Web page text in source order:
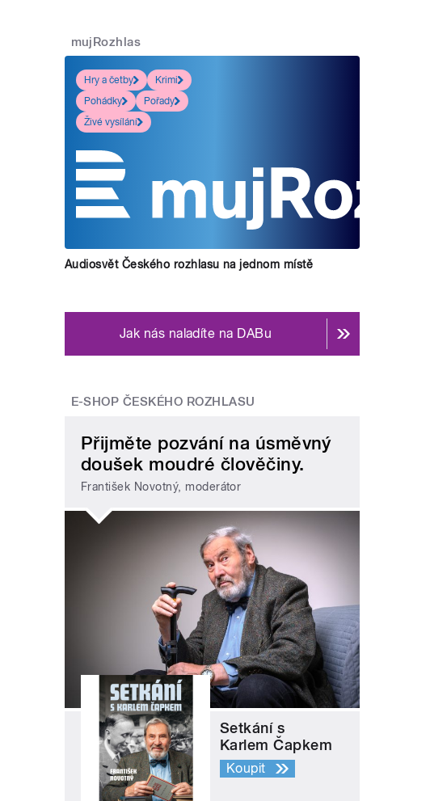
mujRozhlas
Hry a četby
Krimi
Pohádky
Pořady
Živé vysílání
Audiosvět Českého rozhlasu na jednom místě
Jak nás naladíte na DABu
E-SHOP ČESKÉHO ROZHLASU
Přijměte pozvání na úsměvný
doušek moudré člověčiny.
František Novotný, moderátor
Setkání s
Karlem Čapkem
Koupit